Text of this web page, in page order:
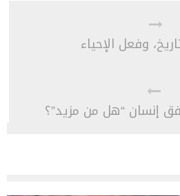
وفعل الإحياء
إنسان “هل من مزيد”؟